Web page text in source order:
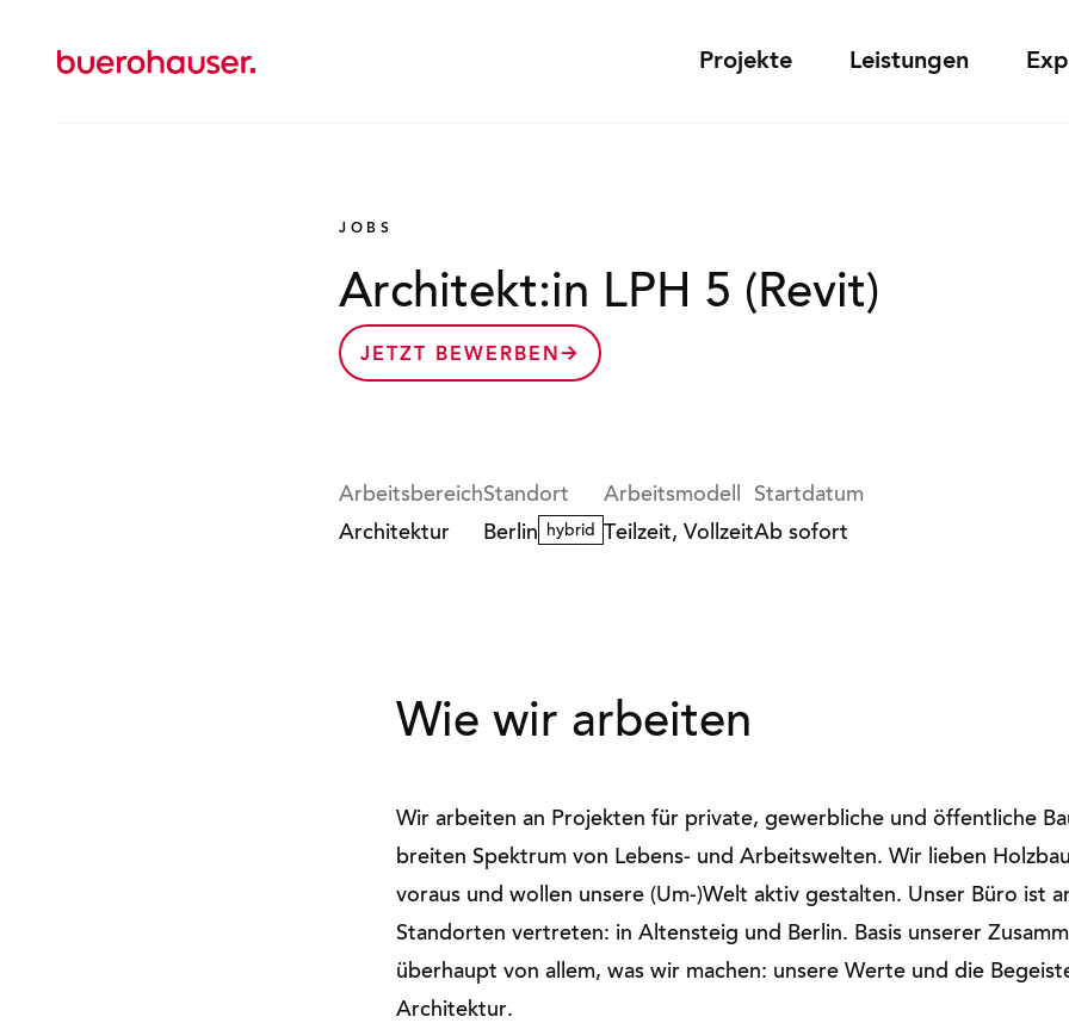
Projekte Leistungen
JOBS
Architekt:in LPH 5 (Revit)
JETZT BEWERBEN
Arbeitsbereich
Architektur
Standort
Berlin hybrid
Arbeitsmodell
Teilzeit, Vollzeit
Startdatum
Ab sofort
Wie wir arbeiten
Wir arbeiten an Projekten für private, gewerbliche und öffentliche
breiten Spektrum von Lebens- und Arbeitswelten. Wir lieben
voraus und wollen unsere (Um-)Welt aktiv gestalten. Unser Büro ist
Standorten vertreten: in Altensteig und Berlin. Basis unserer
überhaupt von allem, was wir machen: unsere Werte und die
Architektur.